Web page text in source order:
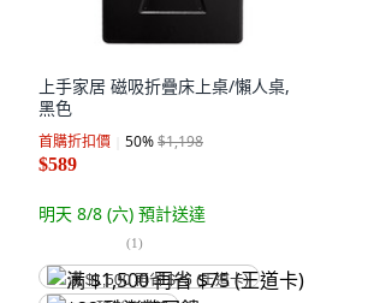
上手家居 磁吸折疊床上桌/懶人桌,
黑色
首購折扣價 50%$1,198
$589
明天 8/8 (六) 預計送達
(1)
满 $1,500 再省 $75 (王道卡)